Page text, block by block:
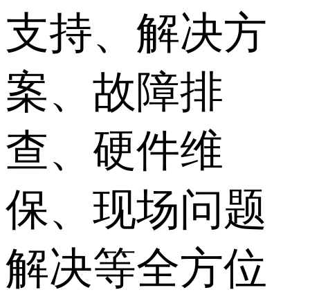
支持、解决方
案、故障排
查、硬件维
保、现场问题
解决等全方位